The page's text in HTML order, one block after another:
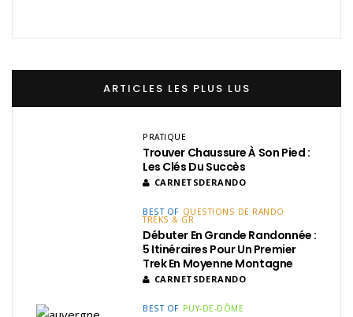
ARTICLES LES PLUS LUS
PRATIQUE
Trouver Chaussure À Son Pied :
Les Clés Du Succès
CARNETSDERANDO
BEST OF QUESTIONS DE RANDO
TREKS & GR
Débuter En Grande Randonnée :
5 Itinéraires Pour Un Premier
Trek En Moyenne Montagne
CARNETSDERANDO
BEST OF PUY-DE-DÔME